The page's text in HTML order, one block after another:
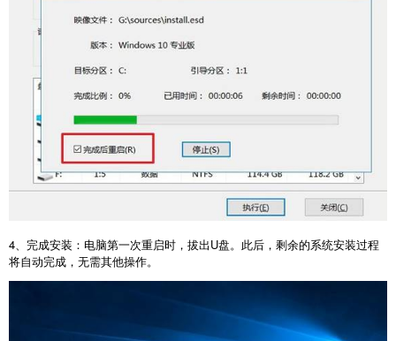
4、完成安装：电脑第一次重启时，拔出U盘。此后，剩余的系统安装过程
将自动完成，无需其他操作。